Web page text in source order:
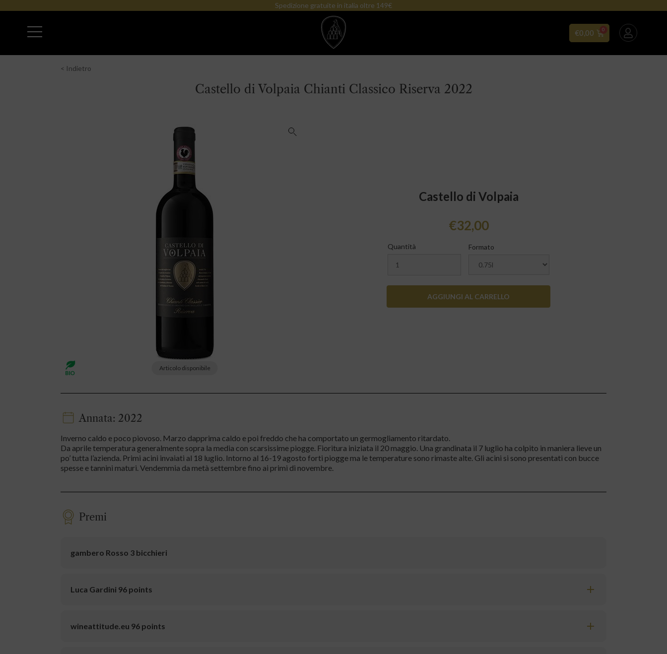
Spedizione gratuite in italia oltre 149€
€0,00
< Indietro
Castello di Volpaia Chianti Classico Riserva 2022
Articolo disponibile
Castello di Volpaia
€32,00
Quantità Formato
AGGIUNGI AL CARRELLO
Annata: 2022
Inverno caldo e poco piovoso. Marzo dapprima caldo e poi freddo che ha comportato un germogliamento ritardato.
Da aprile temperatura generalmente sopra la media con scarsissime piogge. Fioritura iniziata il 20 maggio. Una grandinata il 7 luglio ha colpito in maniera lieve un
po’ tutta l’azienda. Primi acini invaiati al 18 luglio. Intorno al 16-19 agosto forti piogge ma le temperature sono rimaste alte. Gli acini si sono presentati con bucce
spesse e tannini maturi. Vendemmia da metà settembre fino ai primi di novembre.
Premi
gambero Rosso 3 bicchieri
Luca Gardini 96 points
wineattitude.eu 96 points